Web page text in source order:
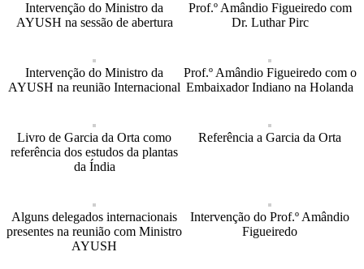
Intervenção do Ministro da
AYUSH na sessão de abertura
Prof.º Amândio Figueiredo com
Dr. Luthar Pirc
Intervenção do Ministro da
AYUSH na reunião Internacional
Prof.º Amândio Figueiredo com o
Embaixador Indiano na Holanda
Livro de Garcia da Orta como
referência dos estudos da plantas
da Índia
Referência a Garcia da Orta
Alguns delegados internacionais
presentes na reunião com Ministro
AYUSH
Intervenção do Prof.º Amândio
Figueiredo